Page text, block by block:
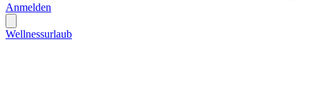
Anmelden
Wellnessurlaub